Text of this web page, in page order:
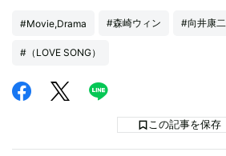
#Movie,Drama #森崎ウィン #向井康二
#（LOVE SONG）
この記事を保存